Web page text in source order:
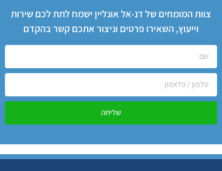
צוות המומחים של דנ-אל אונליין ישמח לתת לכם שירות
וייעוץ, השאירו פרטים וניצור אתכם קשר בהקדם
שליחה